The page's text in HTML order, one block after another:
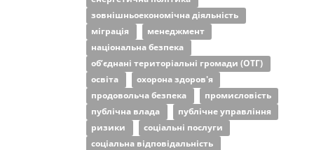
зовнішньоекономічна діяльність
міграція
менеджмент
національна безпека
об’єднані територіальні громади (ОТГ)
освіта
охорона здоров'я
продовольча безпека
промисловість
публічна влада
публічне управління
ризики
соціальні послуги
соціальна відповідальність